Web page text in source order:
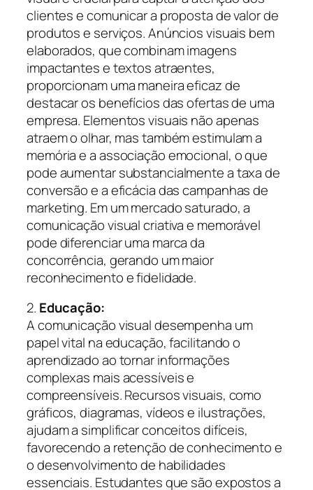
clientes e comunicar a proposta de valor de
produtos e serviços. Anúncios visuais bem
elaborados, que combinam imagens
impactantes e textos atraentes,
proporcionam uma maneira eficaz de
destacar os benefícios das ofertas de uma
empresa. Elementos visuais não apenas
atraem o olhar, mas também estimulam a
memória e a associação emocional, o que
pode aumentar substancialmente a taxa de
conversão e a eficácia das campanhas de
marketing. Em um mercado saturado, a
comunicação visual criativa e memorável
pode diferenciar uma marca da
concorrência, gerando um maior
reconhecimento e fidelidade.
2. Educação:
A comunicação visual desempenha um
papel vital na educação, facilitando o
aprendizado ao tornar informações
complexas mais acessíveis e
compreensíveis. Recursos visuais, como
gráficos, diagramas, vídeos e ilustrações,
ajudam a simplificar conceitos difíceis,
favorecendo a retenção de conhecimento e
o desenvolvimento de habilidades
essenciais. Estudantes que são expostos a